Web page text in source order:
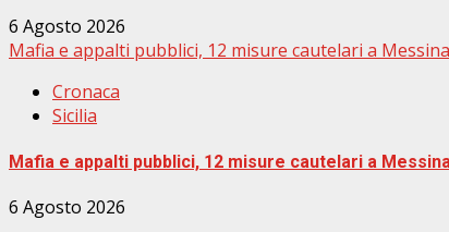
6 Agosto 2026
Mafia e appalti pubblici, 12 misure cautelari a
Cronaca
Sicilia
Mafia e appalti pubblici, 12 misure cautelari a
6 Agosto 2026